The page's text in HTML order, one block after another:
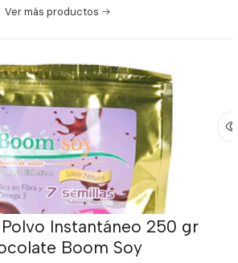
Ver más productos
Instantáneo 250 gr
Boom Soy